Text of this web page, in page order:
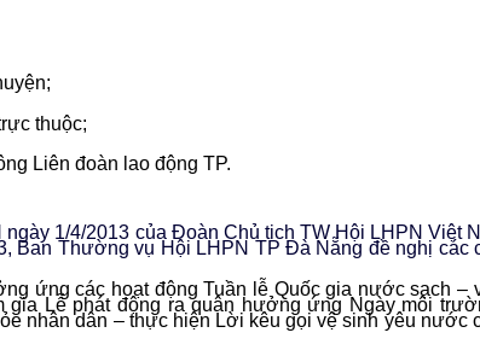
lao động TP.
1/4/2013 của Đoàn Chủ tịch TW Hội LHPN Việt
Ban Thường vụ Hội LHPN TP Đà Nẵng đề nghị các
ứng các hoạt động Tuần lễ Quốc gia nước sạch –
gia Lễ phát động ra quân hưởng ứng Ngày môi
nhân dân – thực hiện Lời kêu gọi vệ sinh yêu nước